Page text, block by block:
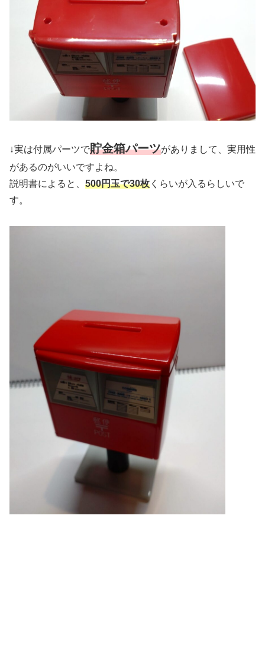
↓実は付属パーツで貯金箱パーツがありまして、実用性
があるのがいいですよね。
説明書によると、 500円玉で30枚 くらいが入るらしいで
す。